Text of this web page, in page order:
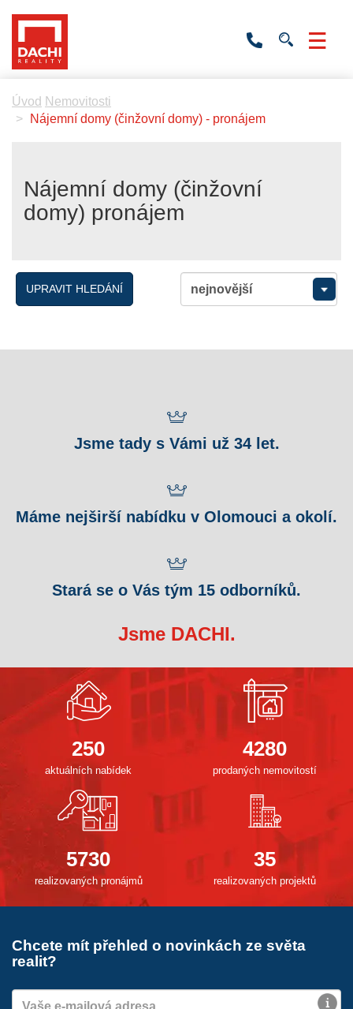
+420
Úvod Nemovitosti
Nájemní domy (činžovní domy) - pronájem
Nájemní domy (činžovní
domy) pronájem
UPRAVIT HLEDÁNÍ
Jsme tady s Vámi už 34 let.
Máme nejširší nabídku v Olomouci a okolí.
Stará se o Vás tým 15 odborníků.
Jsme DACHI.
250
aktuálních nabídek
4280
prodaných nemovitostí
5730
realizovaných pronájmů
35
realizovaných projektů
Chcete mít přehled o novinkách ze světa
realit?